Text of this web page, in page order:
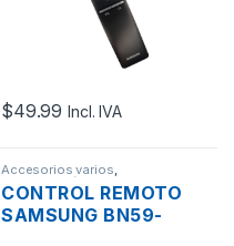
$49.99 Incl. IVA
Accesorios varios
Computación
CONTROL REMOTO
SAMSUNG BN59-